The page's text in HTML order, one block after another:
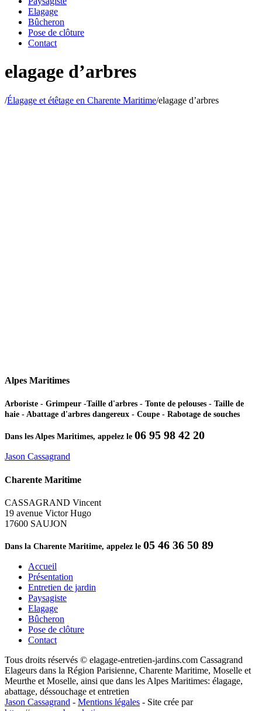
Elagage
Bûcheron
Pose de clôture
Contact
elagage d’arbres
/Élagage et étêtage en Charente Maritime/elagage d’arbres
Alpes Maritimes
Arboriste - Grimpeur -Taille d'arbres - Tonte de pelouses - Taille de
haie - Abattage d'arbres dangereux - Coupe - Rabotage de souches
Dans les Alpes Maritimes, appelez le 06 95 98 42 20
Jason Cassagrand
Charente Maritime
CASSAGRAND Vincent
19 avenue Victor Hugo
17600 SAUJON
Dans la Charente Maritime, appelez le 05 46 36 50 89
Accueil
Présentation
Entretien de jardin
Paysagiste
Elagage
Bûcheron
Pose de clôture
Contact
Tous droits réservés © elagage-entretien-jardins.com Cassagrand
Elageurs dans la Région Parisienne, Charente Maritime, Moselle et
Meurthe et Moselle, ainsi que dans les Alpes Maritimes: élagage,
abattage, déssouchage et entretien
Jason Cassagrand - Mentions légales - Site crée par